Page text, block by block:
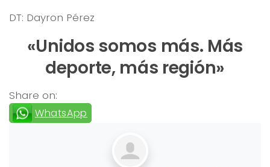
DT: Dayron Pérez
«Unidos somos más. Más
deporte, más región»
Share on:
WhatsApp